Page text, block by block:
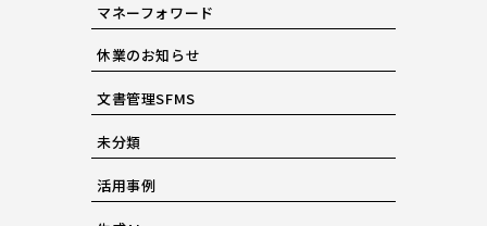
マネーフォワード
休業のお知らせ
文書管理SFMS
未分類
活用事例